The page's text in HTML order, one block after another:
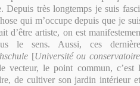
Depuis très longtemps je suis
qui m’occupe depuis que je
d’être artiste, on est
le sens. Aussi, ces
[Université ou
vecteur, le point commun, c’est
de cultiver son jardin intérieur